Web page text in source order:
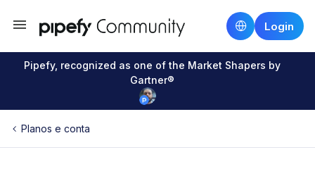
Login
Pipefy, recognized as one of the Market Shapers by
Gartner®
Planos e conta